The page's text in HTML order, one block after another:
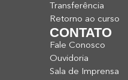
Transferência
Retorno ao curso
CONTATO
Fale Conosco
Ouvidoria
Sala de Imprensa